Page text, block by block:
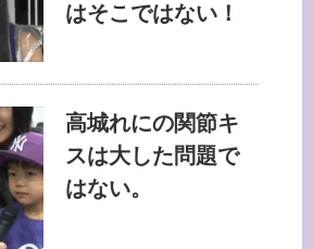
はそこではない！
高城れにの関節キ
スは大した問題で
はない。